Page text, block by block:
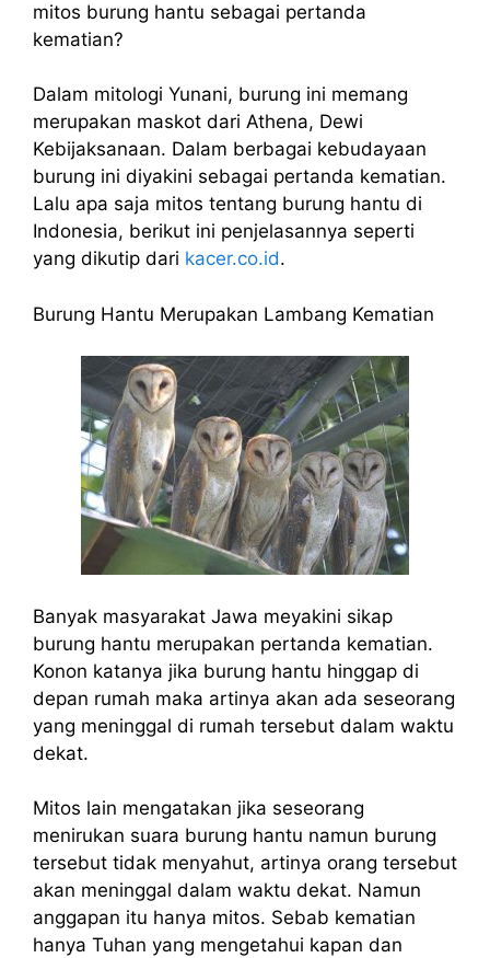
mitos burung hantu sebagai pertanda
kematian?
Dalam mitologi Yunani, burung ini memang
merupakan maskot dari Athena, Dewi
Kebijaksanaan. Dalam berbagai kebudayaan
burung ini diyakini sebagai pertanda kematian.
Lalu apa saja mitos tentang burung hantu di
Indonesia, berikut ini penjelasannya seperti
yang dikutip dari kacer.co.id.
Burung Hantu Merupakan Lambang Kematian
Banyak masyarakat Jawa meyakini sikap
burung hantu merupakan pertanda kematian.
Konon katanya jika burung hantu hinggap di
depan rumah maka artinya akan ada seseorang
yang meninggal di rumah tersebut dalam waktu
dekat.
Mitos lain mengatakan jika seseorang
menirukan suara burung hantu namun burung
tersebut tidak menyahut, artinya orang tersebut
akan meninggal dalam waktu dekat. Namun
anggapan itu hanya mitos. Sebab kematian
hanya Tuhan yang mengetahui kapan dan